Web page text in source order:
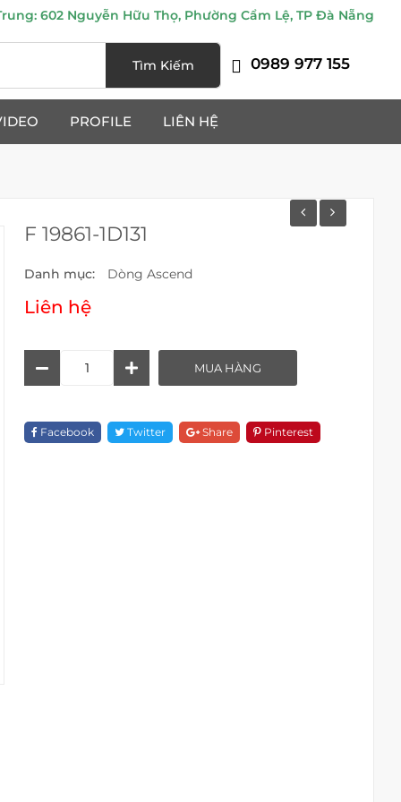
602 Nguyễn Hữu Thọ, Phường Cẩm Lệ, TP Đà Nẵng
Tìm Kiếm 0989 977 155
PROFILE LIÊN HỆ
F 19861-1D131
Danh mục: Dòng Ascend
Liên hệ
Quantity
MUA HÀNG
Facebook Twitter Share Pinterest